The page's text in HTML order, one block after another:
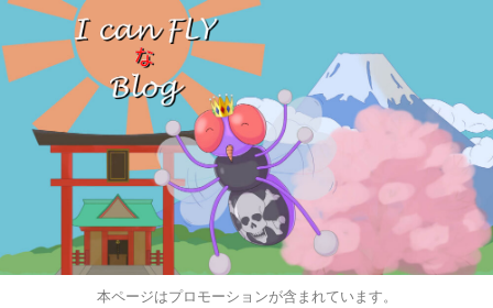
本ページはプロモーションが含まれています。